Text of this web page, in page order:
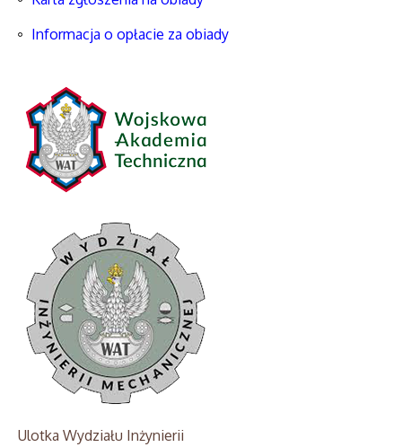
Informacja o opłacie za obiady
Ulotka Wydziału Inżynierii